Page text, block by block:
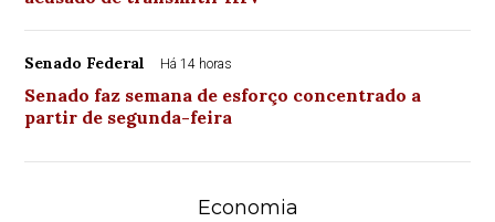
Senado Federal Há 14 horas
Senado faz semana de esforço concentrado a
partir de segunda-feira
Economia